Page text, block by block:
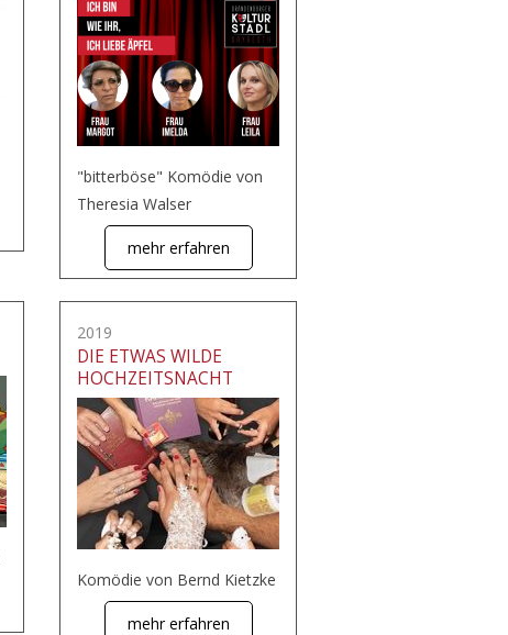
"bitterböse" Komödie von
Theresia Walser
mehr erfahren
2019
DIE ETWAS WILDE
HOCHZEITSNACHT
Komödie von Bernd Kietzke
mehr erfahren